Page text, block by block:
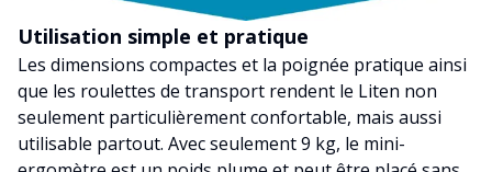
Utilisation simple et pratique
Les dimensions compactes et la poignée pratique ainsi
que les roulettes de transport rendent le Liten non
seulement particulièrement confortable, mais aussi
utilisable partout. Avec seulement 9 kg, le mini-